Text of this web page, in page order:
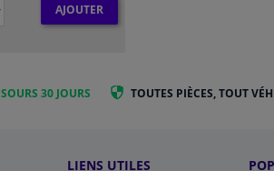
AJOUTER
SOURS 30 JOURS TOUTES PIÈCES, TOUT
LIENS UTILES